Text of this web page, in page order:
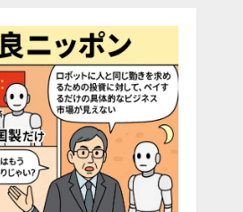
ントOS」「営業領域の業界
特化LLM」の開発とAI研究
開発をリード
2026/08/07/10:54:31
AI駆動開発の推進に向けて
「TinhVan Technologies
JSC.」と業務提携
2026/08/06/14:54:32
【開催報告】次世代AIプラ